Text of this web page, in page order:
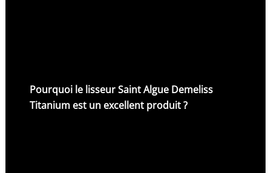
Pourquoi le lisseur Saint Algue Demeliss
Titanium est un excellent produit ?